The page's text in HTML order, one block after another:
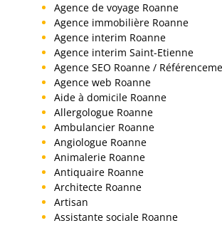
Agence de voyage Roanne
Agence immobilière Roanne
Agence interim Roanne
Agence interim Saint-Etienne
Agence SEO Roanne /
Agence web Roanne
Aide à domicile Roanne
Allergologue Roanne
Ambulancier Roanne
Angiologue Roanne
Animalerie Roanne
Antiquaire Roanne
Architecte Roanne
Artisan
Assistante sociale Roanne